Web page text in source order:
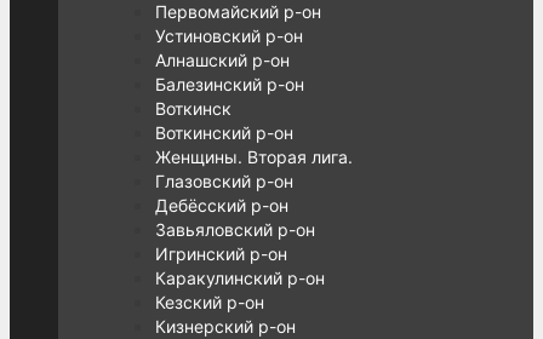
Первомайский р-он
Устиновский р-он
Алнашский р-он
Балезинский р-он
Воткинск
Воткинский р-он
Женщины. Вторая лига.
Глазовский р-он
Дебёсский р-он
Завьяловский р-он
Игринский р-он
Каракулинский р-он
Кезский р-он
Кизнерский р-он